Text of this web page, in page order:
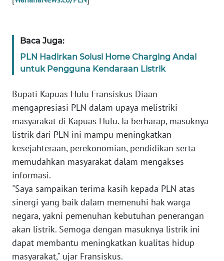
Baca Juga:
PLN Hadirkan Solusi Home Charging Andal
untuk Pengguna Kendaraan Listrik
Bupati Kapuas Hulu Fransiskus Diaan
mengapresiasi PLN dalam upaya melistriki
masyarakat di Kapuas Hulu. Ia berharap, masuknya
listrik dari PLN ini mampu meningkatkan
kesejahteraan, perekonomian, pendidikan serta
memudahkan masyarakat dalam mengakses
informasi.
"Saya sampaikan terima kasih kepada PLN atas
sinergi yang baik dalam memenuhi hak warga
negara, yakni pemenuhan kebutuhan penerangan
akan listrik. Semoga dengan masuknya listrik ini
dapat membantu meningkatkan kualitas hidup
masyarakat," ujar Fransiskus.
WN
SULBAR
WN
BABEL
WN
SUMBAR
WN
SUMSEL
WN
BENGKULU
WN
LAMPUNG